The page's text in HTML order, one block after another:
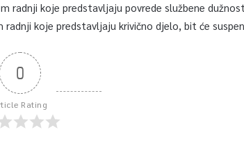
radnji koje predstavljaju povrede službene
koje predstavljaju krivično djelo, bit će
0
Rating